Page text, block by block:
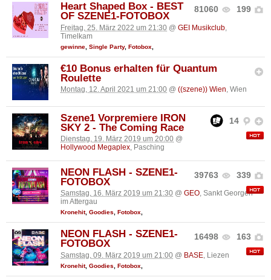
81060 199
Heart Shaped Box - BEST
OF SZENE1-FOTOBOX
Freitag, 25. März 2022 um 21:30 @ GEI Musikclub
Timelkam
gewinne Single Party, Fotobox
€10 Bonus erhalten für Quantum
Roulette
Montag, 12. April 2021 um 21:00 @ ((szene)) Wien, Wien
14
Szene1 Vorpremiere IRON
SKY 2 - The Coming Race
Dienstag, 19. März 2019 um 20:00 @
Hollywood Megaplex, Pasching
39763 339
NEON FLASH - SZENE1-
FOTOBOX
Samstag, 16. März 2019 um 21:30 @ GEO, Sankt Georgen
im Attergau
Kronehit, Goodies, Fotobox,
16498 163
NEON FLASH - SZENE1-
FOTOBOX
Samstag, 09. März 2019 um 21:00 @ BASE , Liezen
Kronehit, Goodies Fotobox